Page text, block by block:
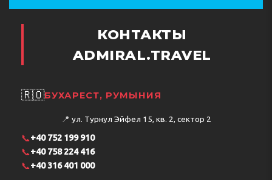
КОНТАКТЫ
ADMIRAL.TRAVEL
🇷🇴БУХАРЕСТ, РУМЫНИЯ
📍 ул. Турнул Эйфел 15, кв. 2, сектор 2
📞+40 752 199 910
📞+40 758 224 416
📞+40 316 401 000